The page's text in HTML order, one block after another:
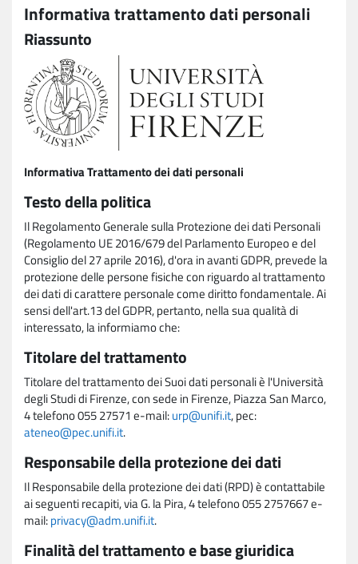
Informativa trattamento dati personali
Riassunto
Informativa Trattamento dei dati personali
Testo della politica
Il Regolamento Generale sulla Protezione dei dati Personali
(Regolamento UE 2016/679 del Parlamento Europeo e del
Consiglio del 27 aprile 2016), d'ora in avanti GDPR, prevede la
protezione delle persone fisiche con riguardo al trattamento
dei dati di carattere personale come diritto fondamentale. Ai
sensi dell'art.13 del GDPR, pertanto, nella sua qualità di
interessato, la informiamo che:
Titolare del trattamento
Titolare del trattamento dei Suoi dati personali è l'Università
degli Studi di Firenze, con sede in Firenze, Piazza San Marco,
4 telefono 055 27571 e-mail:urp@unifi.it, pec:
ateneo@pec.unifi.it.
Responsabile della protezione dei dati
Il Responsabile della protezione dei dati (RPD) è contattabile
ai seguenti recapiti, via G. la Pira, 4 telefono 055 2757667 e-
mail:privacy@adm.unifi.it.
Finalità del trattamento e base giuridica